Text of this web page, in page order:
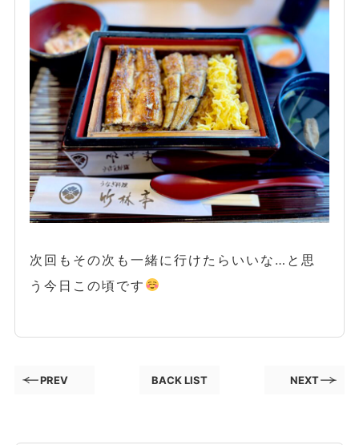
次回もその次も一緒に行けたらいいな…と思
う今日この頃です
PREV BACK LIST NEXT